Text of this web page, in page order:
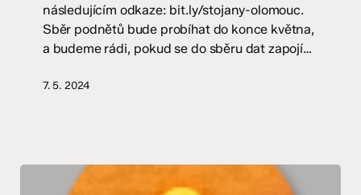
následujícím odkaze: bit.ly/stojany-olomouc.
Sběr podnětů bude probíhat do konce května,
a budeme rádi, pokud se do sběru dat zapojí…
7. 5. 2024